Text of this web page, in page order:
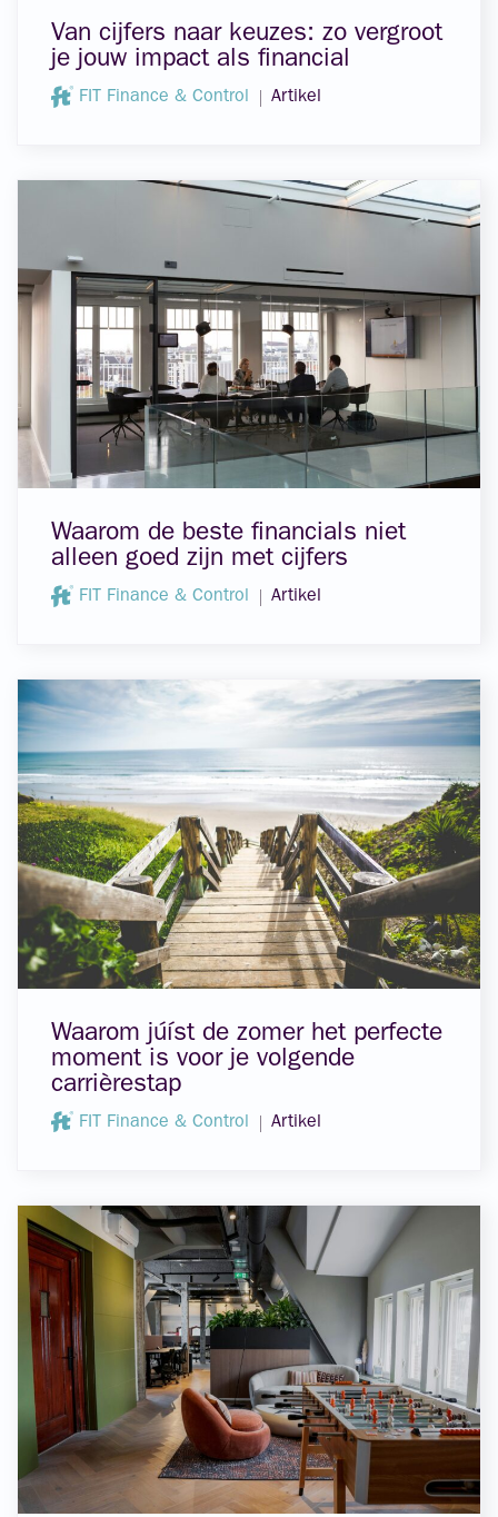
Van cijfers naar keuzes: zo vergroot
je jouw impact als financial
FIT Finance & Control Artikel
Waarom de beste financials niet
alleen goed zijn met cijfers
FIT Finance & Control Artikel
Waarom júíst de zomer het perfecte
moment is voor je volgende
carrièrestap
FIT Finance & Control Artikel